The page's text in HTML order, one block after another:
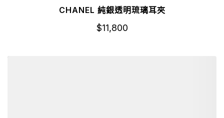
CHANEL 純銀透明琉璃耳夾
$11,800